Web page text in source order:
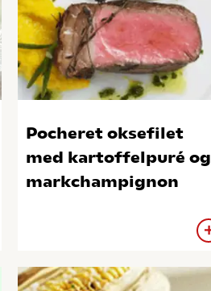
Pocheret oksefilet
med kartoffelpuré og
markchampignon